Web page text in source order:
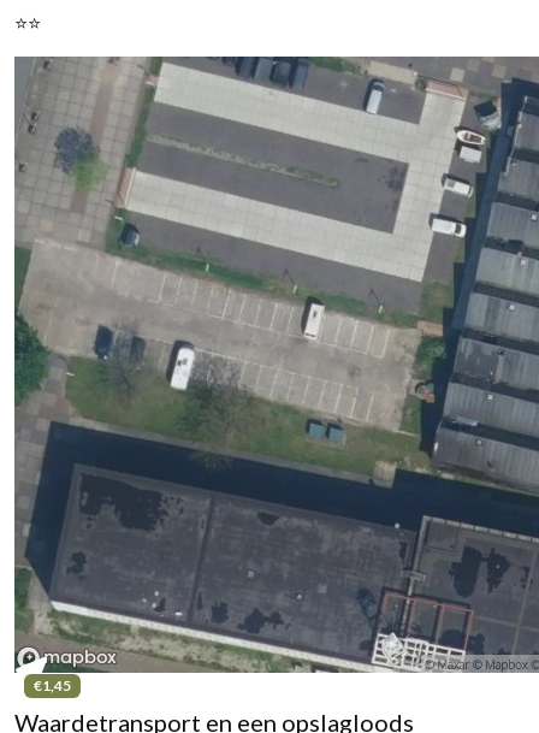
⭐⭐
€1,45
Waardetransport en een opslagloods